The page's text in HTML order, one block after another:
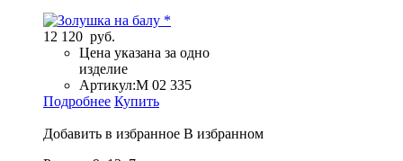
12 120 руб.
Цена указана за одно
изделие
Артикул:М 02 335
Подробнее Купить
Добавить в избранное В избранном